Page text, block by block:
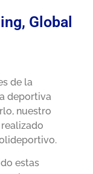
Global
de la
deportiva
nuestro
estas